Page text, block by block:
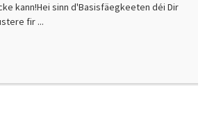
kann!Hei sinn d'Basisfäegkeeten déi Dir
fir ...